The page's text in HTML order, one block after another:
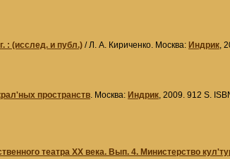
: (исслед. и публ.) / Л. А. Кириченко. Москва: Индрик ,
пространств . Москва: Индрик , 2009. 912 S.
театра XX века. Вып. 4. Министерство